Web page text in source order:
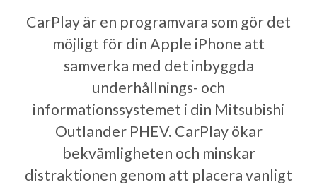
CarPlay är en programvara som gör det
möjligt för din Apple iPhone att
samverka med det inbyggda
underhållnings- och
informationssystemet i din Mitsubishi
Outlander PHEV. CarPlay ökar
bekvämligheten och minskar
distraktionen genom att placera vanligt